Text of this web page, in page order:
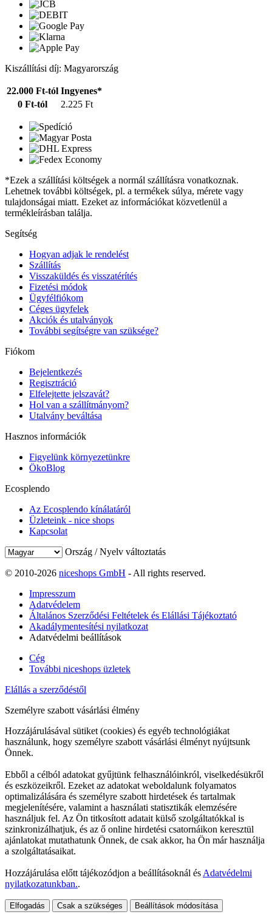
Kiszállítási díj: Magyarország
22.000 Ft-tól Ingyenes*
0 Ft-tól
2.225 Ft
*Ezek a szállítási költségek a normál szállításra vonatkoznak.
Lehetnek további költségek, pl. a termékek súlya, mérete vagy
tulajdonságai miatt. Ezeket az információkat közvetlenül a
termékleírásban találja.
Segítség
Hogyan adjak le rendelést
Szállítás
Visszaküldés és visszatérítés
Fizetési módok
Ügyfélfiókom
Céges ügyfelek
Akciók és utalványok
További segítségre van szüksége?
Fiókom
Bejelentkezés
Regisztráció
Elfelejtette jelszavát?
Hol van a szállítmányom?
Utalvány beváltása
Hasznos információk
Figyelünk környezetünkre
ÖkoBlog
Ecosplendo
Az Ecosplendo kínálatáról
Üzleteink - nice shops
Kapcsolat
Ország / Nyelv változtatás
© 2010-2026 niceshops GmbH - All rights reserved.
Impresszum
Adatvédelem
Általános Szerződési Feltételek és Elállási Tájékoztató
Akadálymentesítési nyilatkozat
Adatvédelmi beállítások
Cég
További niceshops üzletek
Elállás a szerződéstől
Személyre szabott vásárlási élmény
Hozzájárulásával sütiket (cookies) és egyéb technológiákat
használunk, hogy személyre szabott vásárlási élményt nyújtsunk
Önnek.
Ebből a célból adatokat gyűjtünk felhasználóinkról, viselkedésükről
és eszközeikről. Ezeket az adatokat weboldalunk folyamatos
optimalizálására és személyre szabott hirdetések és tartalmak
megjelenítésére, valamint a használati statisztikák elemzésére
használjuk fel. Az Ön titkosított adatait külső szolgáltatókkal is
szinkronizálhatjuk, és az ő online hirdetési csatornáikon keresztül
ajánlatokat mutathatunk Önnek, de csak akkor, ha Ön már használja
a szolgáltatásaikat.
Hozzájárulása előtt tájékozódjon a beállításoknál és Adatvédelmi
nyilatkozatunkban..
Elfogadás Csak a szükséges Beállítások módosítása